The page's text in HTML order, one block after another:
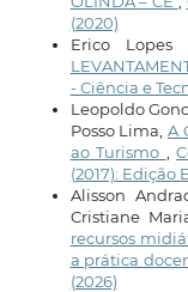
(2020)
Erico Lopes
- Ciência e
Leopoldo
Posso Lima, A
ao Turismo
,
(2017): Edição
Alisson
Cristiane
recursos
a prática
(2026)